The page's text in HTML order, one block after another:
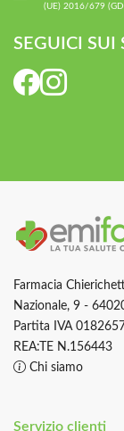
(UE) 2016/679
SEGUICI SUI
Farmacia
Nazionale, 9 -
Partita IVA
REA:TE N.156443
Chi siamo
Servizio clienti